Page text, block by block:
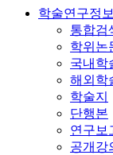
학술연구정
통합검
학위논
국내학
해외학
학술지
단행본
연구보
공개강